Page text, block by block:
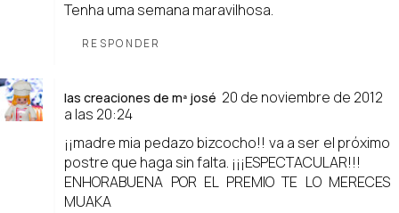
Tenha uma semana maravilhosa.
RESPONDER
las creaciones de mª josé 20 de noviembre de 2012
a las 20:24
¡¡madre mia pedazo bizcocho!! va a ser el próximo
postre que haga sin falta. ¡¡¡ESPECTACULAR!!!
ENHORABUENA POR EL PREMIO TE LO MERECES
MUAKA